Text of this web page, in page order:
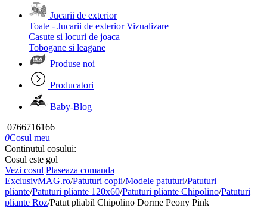
Jucarii de exterior
Toate - Jucarii de exterior Vizualizare
Casute si locuri de joaca
Tobogane si leagane
Produse noi
Producatori
Baby-Blog
0766716166
0Cosul meu
Continutul cosului:
Cosul este gol
Vezi cosul Plaseaza comanda
ExclusivMAG.ro/Patuturi copii/Modele patuturi/Patuturi
pliante/Patuturi pliante 120x60/Patuturi pliante Chipolino/Patuturi
pliante Roz/Patut pliabil Chipolino Dorme Peony Pink